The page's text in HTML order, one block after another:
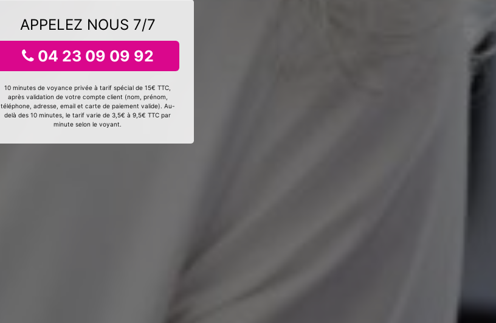
APPELEZ NOUS 7/7
04 23 09 09 92
10 minutes de voyance privée à tarif spécial de 15€ TTC,
après validation de votre compte client (nom, prénom,
téléphone, adresse, email et carte de paiement valide). Au-
delà des 10 minutes, le tarif varie de 3,5€ à 9,5€ TTC par
minute selon le voyant.